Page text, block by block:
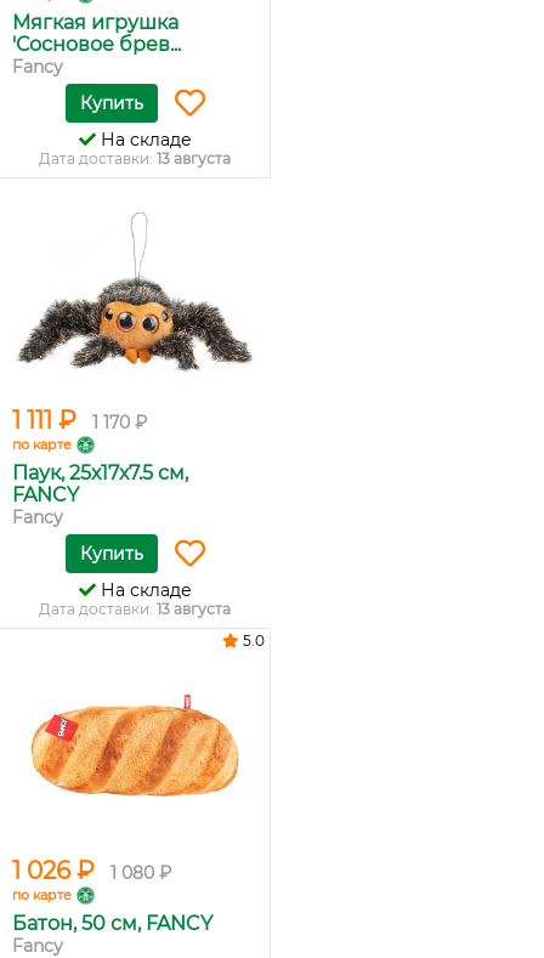
Мягкая игрушка
'Сосновое брев...
Fancy
Купить
На складе
Дата доставки: 13 августа
1 111 ₽ 1 170 ₽
по карте
Паук, 25х17х7.5 см,
FANCY
Fancy
Купить
На складе
Дата доставки: 13 августа
1 026 ₽ 1 080 ₽
по карте
Батон, 50 см, FANCY
Fancy
5.0